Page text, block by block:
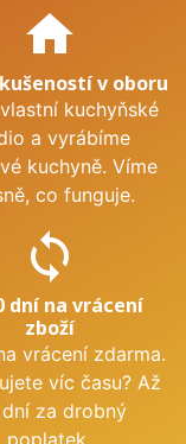
home
v oboru
kuchyňské
a vyrábíme
kuchyně. Víme
co funguje.
sync
dní na vrácení
zboží
vrácení zdarma.
víc času? Až
za drobný
poplatek.